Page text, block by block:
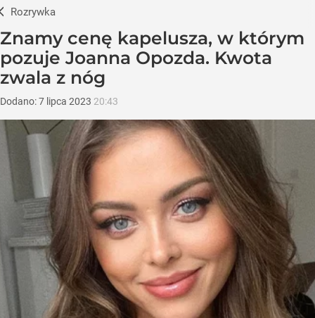
Rozrywka
Znamy cenę kapelusza, w którym
pozuje Joanna Opozda. Kwota
zwala z nóg
Dodano:7 lipca 2023 20:43